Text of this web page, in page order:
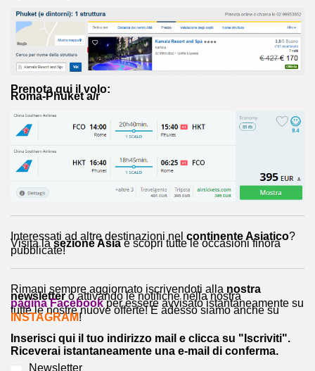
Prenota qui il volo:
Roma-Phuket a/r
Interessati ad altre destinazioni nel continente Asiatico?
Visita lasezione Asiae scopri tutte le occasioni finora
pubblicate!
Rimani sempre aggiornato iscrivendoti alla nostra
newslettero attivando le notifiche nella nostra
pagina Facebookper essere avvisato istantaneamente su
tutte le nostre nuove offerte! E adesso siamo anche su
INSTAGRAM!
Inserisci qui il tuo indirizzo mail e clicca su "Iscriviti".
Riceverai istantaneamente una e-mail di conferma.
Newsletter